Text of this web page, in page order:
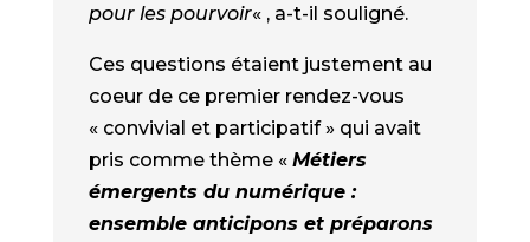
pour les pourvoir« , a-t-il souligné.
Ces questions étaient justement au
coeur de ce premier rendez-vous
« convivial et participatif » qui avait
pris comme thème « Métiers
émergents du numérique :
ensemble anticipons et préparons